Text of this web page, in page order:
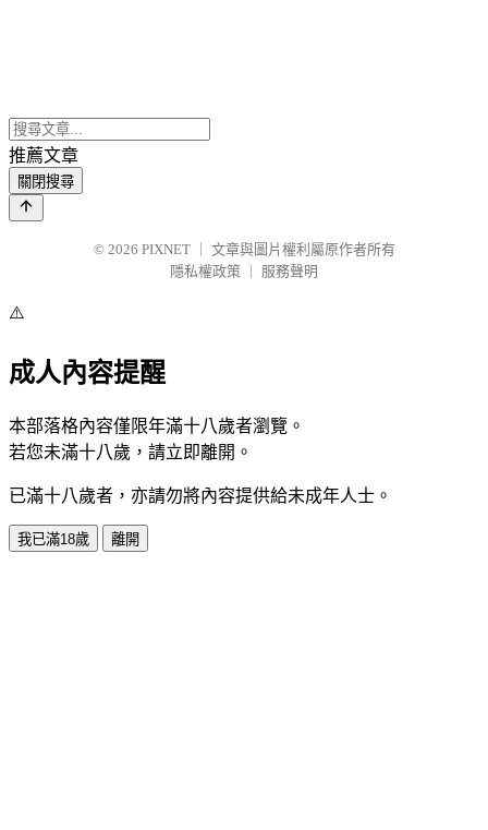
推薦文章
關閉搜尋
© 2026 PIXNET
文章與圖片權利屬原作者所有
隱私權政策
服務聲明
⚠️
成人內容提醒
本部落格內容僅限年滿十八歲者瀏覽。
若您未滿十八歲，請立即離開。
已滿十八歲者，亦請勿將內容提供給未成年人士。
我已滿18歲 離開